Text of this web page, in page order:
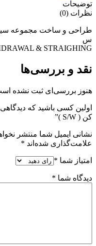
توضیحات
نظرات (0)
طراحی و ساخت مجموعه
س
& STRAIGHING
نقد و بررسی‌ها
هنوز بررسی‌ای ثبت نشده
اولین کسی باشید که
کن ( S/W )”
نشانی ایمیل شما منتشر
علامت‌گذاری شده‌اند *
امتیاز شما *
دیدگاه شما *